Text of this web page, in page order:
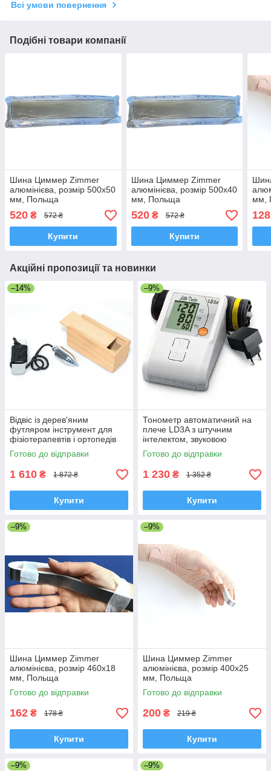
Всі умови повернення
Подібні товари компанії
Шина Циммер Zimmer
алюмінієва, розмір 500х50
мм, Польща
520 ₴ 572 ₴
Купити
Шина Циммер Zimmer
алюмінієва, розмір 500х40
мм, Польща
520₴ 572 ₴
Купити
мм,
128
Акційні пропозиції та новинки
–14%
Відвіс із дерев'яним
футляром інструмент для
фізіотерапевтів і ортопедів
Готово до відправки
1 610 ₴ 1 872 ₴
Купити
–9%
Тонометр автоматичний на
плече LD3A з штучним
інтелектом, звуковою
індикацією, Сінгапур
Готово до відправки
1 230 ₴ 1 352 ₴
Купити
–9%
Шина Циммер Zimmer
алюмінієва, розмір 460х18
мм, Польща
Готово до відправки
162 ₴ 178 ₴
Купити
–9%
Шина Циммер Zimmer
алюмінієва, розмір 400х25
мм, Польща
Готово до відправки
200 ₴ 219 ₴
Купити
–9% –9%